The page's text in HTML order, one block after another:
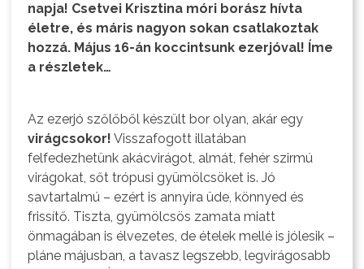
napja! Csetvei Krisztina móri borász hívta
életre, és máris nagyon sokan csatlakoztak
hozzá. Május 16-án koccintsunk ezerjóval! Íme
a részletek…
Az ezerjó szőlőből készült bor olyan, akár egy
virágcsokor! Visszafogott illatában
felfedezhetünk akácvirágot, almát, fehér szirmú
virágokat, sőt trópusi gyümölcsöket is. Jó
savtartalmú – ezért is annyira üde, könnyed és
frissítő. Tiszta, gyümölcsös zamata miatt
önmagában is élvezetes, de ételek mellé is jólesik –
pláne májusban, a tavasz legszebb, legvirágosabb